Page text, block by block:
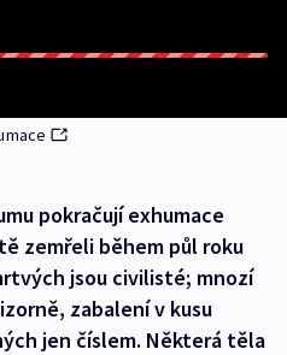
pokračují exhumace
zemřeli během půl roku
jsou civilisté; mnozí
zabalení v kusu
jen číslem. Některá těla